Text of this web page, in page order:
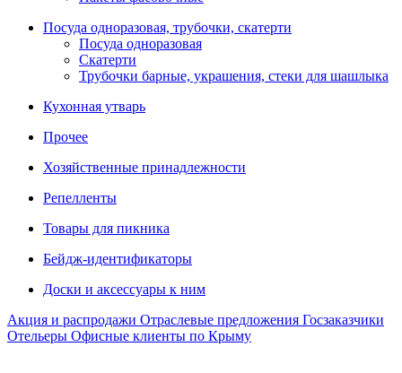
Посуда одноразовая, трубочки, скатерти
Посуда одноразовая
Скатерти
Трубочки барные, украшения, стеки для шашлыка
Кухонная утварь
Прочее
Хозяйственные принадлежности
Репелленты
Товары для пикника
Бейдж-идентификаторы
Доски и аксессуары к ним
Акция и распродажи Отраслевые предложения Госзаказчики
Отельеры Офисные клиенты по Крыму